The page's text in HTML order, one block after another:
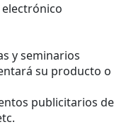
y seminarios
su producto o
publicitarios de